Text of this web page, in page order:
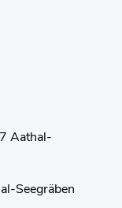
Aathal-
Seegräben